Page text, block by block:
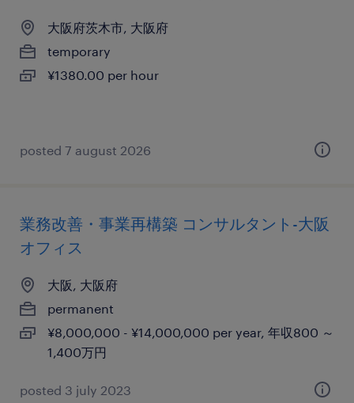
大阪府茨木市, 大阪府
temporary
¥1380.00 per hour
posted 7 august 2026
業務改善・事業再構築 コンサルタント-大阪
オフィス
大阪, 大阪府
permanent
¥8,000,000 - ¥14,000,000 per year, 年収800 ～
1,400万円
posted 3 july 2023